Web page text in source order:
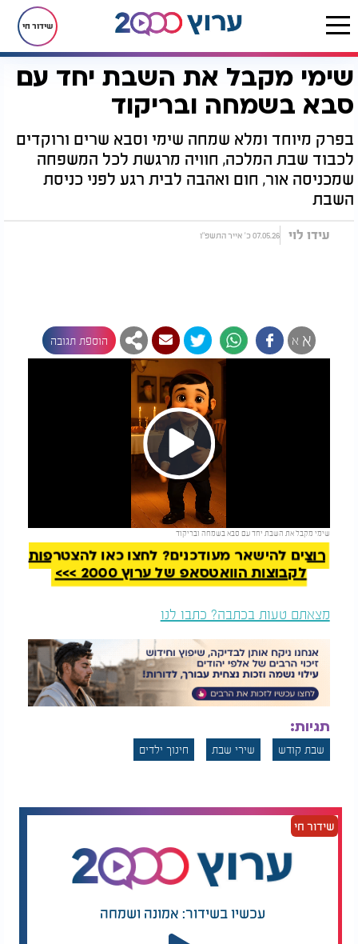
שידור חי
דף הבית יהדות ערוץ 2000 לילדים שימי משנה לפני השינה שימי מקבל את השבת יחד עם סבא בשמחה ובריקוד
שימי מקבל את השבת יחד עם
סבא בשמחה ובריקוד
בפרק מיוחד ומלא שמחה שימי וסבא שרים ורוקדים
לכבוד שבת המלכה, חוויה מרגשת לכל המשפחה
שמכניסה אור, חום ואהבה לבית רגע לפני כניסת
השבת
עידו לוי 07.05.26 כ' אייר התשפ"ו
א א הוספת תגובה
Play
Video
שימי מקבל את השבת יחד עם סבא בשמחה ובריקוד
להמשך קריאה
רוצים להישאר מעודכנים? לחצו כאן להצטרפות
לקבוצות הוואטסאפ של ערוץ 2000 >>>
מצאתם טעות בכתבה? כתבו לנו
תגיות:
שבת קודש שירי שבת חינוך ילדים
שידור חי
עכשיו בשידור: אמונה ושמחה